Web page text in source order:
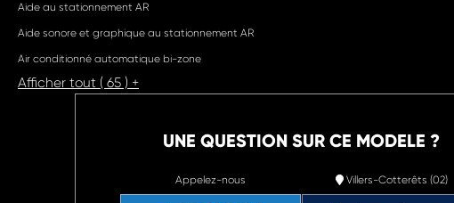
Aide au stationnement AR
Aide sonore et graphique au stationnement AR
Air conditionné automatique bi-zone
Afficher tout ( 65 ) +
UNE QUESTION SUR CE MODELE ?
Appelez-nous Villers-Cotterêts (02)